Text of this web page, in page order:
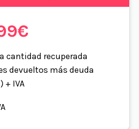
cantidad recuperada
devueltos más deuda
+ IVA